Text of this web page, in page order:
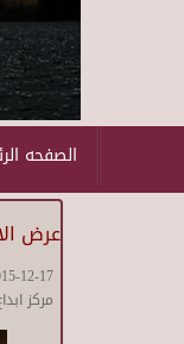
الصفحه
عرض
12-17
مركز